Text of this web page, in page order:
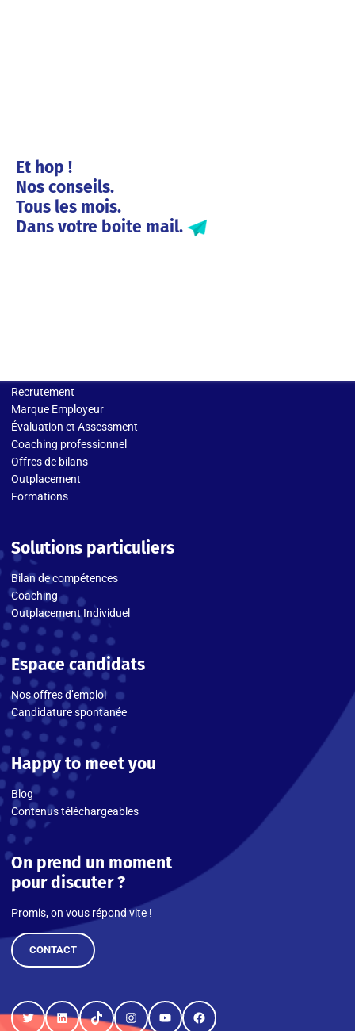
Et hop !
Nos conseils.
Tous les mois.
Dans votre boite mail.
Recrutement
Marque Employeur
Évaluation et Assessment
Coaching professionnel
Offres de bilans
Outplacement
Formations
Solutions particuliers
Bilan de compétences
Coaching
Outplacement Individuel
Espace candidats
Nos offres d’emploi
Candidature spontanée
Happy to meet you
Blog
Contenus téléchargeables
On prend un moment
pour discuter ?
Promis, on vous répond vite !
CONTACT
TwitterLinkedInTikTokInstagram
YouTubeFacebook